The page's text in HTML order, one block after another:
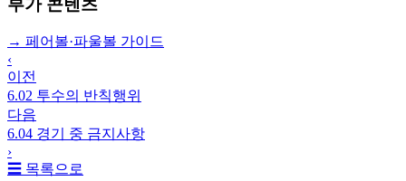
→ 페어볼·파울볼 가이드
‹
이전
6.02 투수의 반칙행위
다음
6.04 경기 중 금지사항
›
☰ 목록으로